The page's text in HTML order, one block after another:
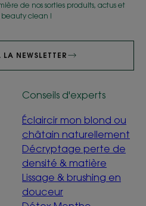
de nos sorties produits, actus et
beauty clean !
NEWSLETTER
Conseils d'experts
Éclaircir mon blond ou
châtain naturellement
Décryptage perte de
densité & matière
Lissage & brushing en
douceur